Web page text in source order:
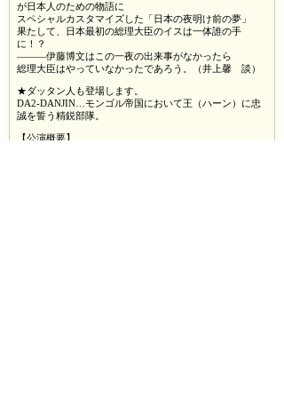
が日本人のための物語に
スペシャルカスタマイズした「日本の夜明け前の夢」
果たして、日本最初の総理大臣のイスは一体誰の手
に！？
―――伊藤博文はこの一夜の出来事がなかったら
総理大臣はやっていなかったであろう。（井上馨 談）
★ダッタン人も登場します。
DA2-DANJIN…モンゴル帝国において王（ハーン）に忠
誠を誓う精鋭部隊。
【公演概要】